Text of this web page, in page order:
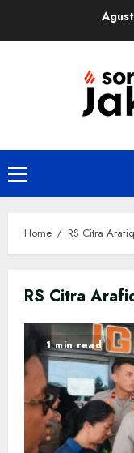
Primary
Menu
Home RS Citra Arafiq
RS Citra
1 min read